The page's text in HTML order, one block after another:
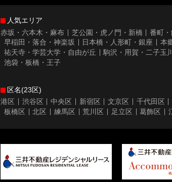
人気エリア
赤坂・六本木・麻布
芝公園・虎ノ門・新橋 番町
早稲田・落合・神楽坂
日本橋・人形町・銀座 本
祐天寺・学芸大学・自由が丘
駒沢・用賀・二子玉川
池袋・板橋・王子
区名(23区)
港区
渋谷区 中央区 新宿区 文京区 千代田区
板橋区
北区 練馬区 荒川区 足立区 葛飾区